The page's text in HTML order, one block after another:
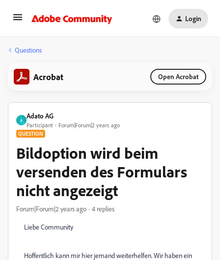
Login
Questions
Acrobat Open Acrobat
A
Adato AG
Participant Forum|Forum|2 years ago
QUESTION
Bildoption wird beim
versenden des Formulars
nicht angezeigt
Forum|Forum|2 years ago 4 replies
Liebe Community
Hoffentlich kann mir hier jemand weiterhelfen. Wir haben ein